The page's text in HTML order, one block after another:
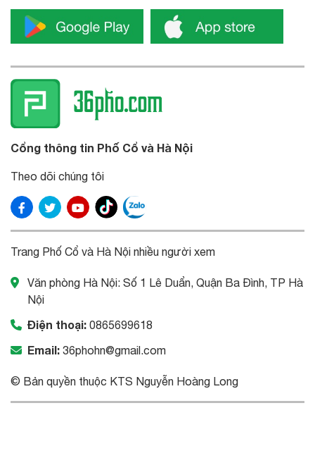
Cổng thông tin Phố Cổ và Hà Nội
Theo dõi chúng tôi
Trang Phố Cổ và Hà Nội nhiều người xem
Văn phòng Hà Nội: Số 1 Lê Duẩn, Quận Ba Đình, TP Hà
Nội
Điện thoại: 0865699618
Email: 36phohn@gmail.com
© Bản quyền thuộc KTS Nguyễn Hoàng Long